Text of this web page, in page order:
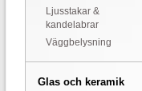
Ljusstakar &
kandelabrar
Väggbelysning
Glas och keramik